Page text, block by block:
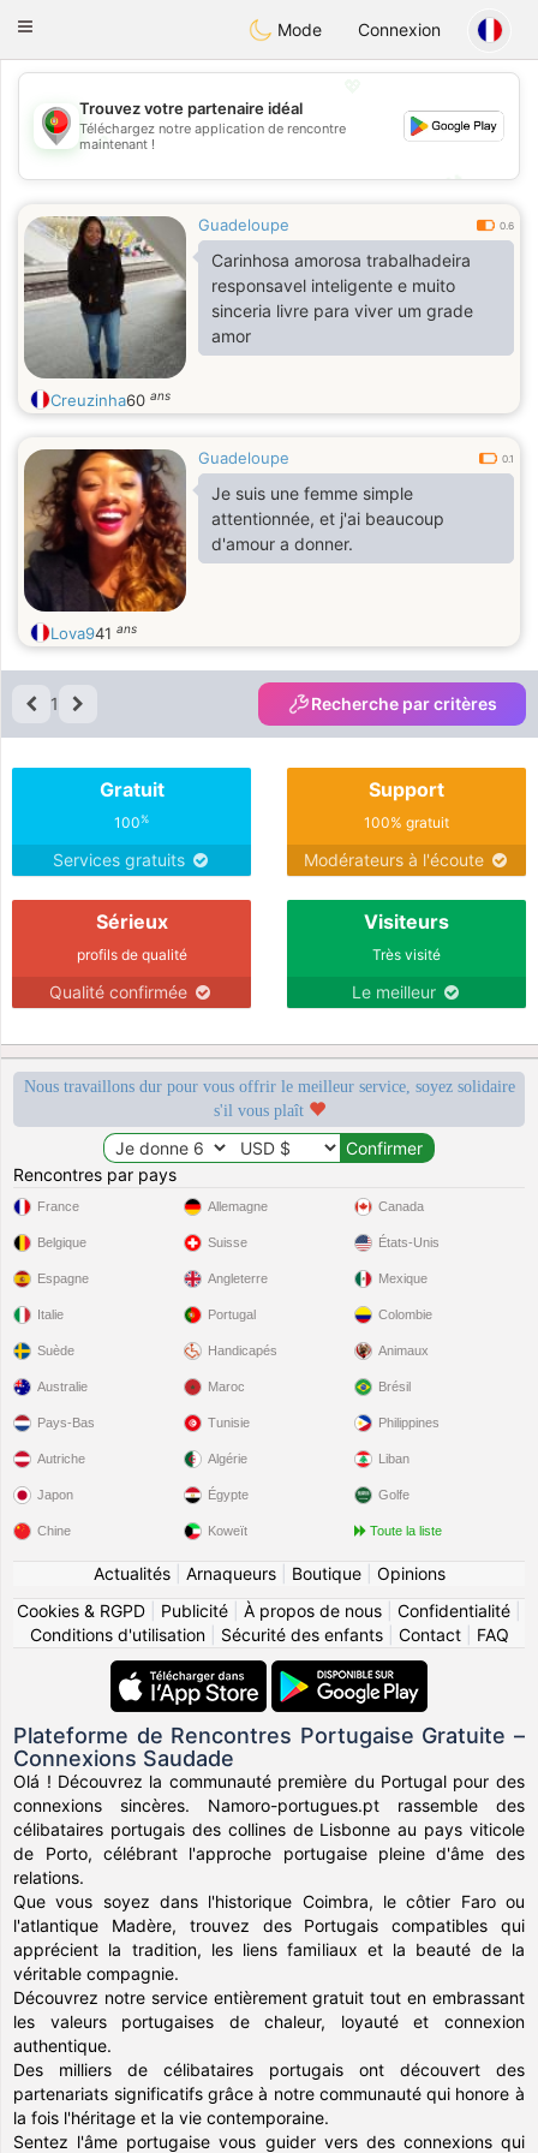
namoro Portugues
Toggle
Mode Connexion
💖
💕
Trouvez votre partenaire idéal
Téléchargez notre application de rencontre
maintenant !
Guadeloupe 0.6
Carinhosa amorosa trabalhadeira
responsavel inteligente e muito
sinceria livre para viver um grade
amor
Creuzinha60 ans
Guadeloupe 0.1
Je suis une femme simple
attentionnée, et j'ai beaucoup
d'amour a donner.
Lova941 ans
1 Recherche par critères
Gratuit
100%
Services gratuits
Support
100% gratuit
Modérateurs à l'écoute
Sérieux
profils de qualité
Qualité confirmée
Visiteurs
Très visité
Le meilleur
Nous travaillons dur pour vous offrir le meilleur service, soyez solidaire
s'il vous plaît
Rencontres par pays
France
Belgique
Espagne
Italie
Suède
Allemagne
Suisse
Angleterre
Portugal
Handicapés
Canada
États-Unis
Mexique
Colombie
Animaux
Australie
Pays-Bas
Autriche
Japon
Chine
Maroc
Tunisie
Algérie
Égypte
Koweït
Brésil
Philippines
Liban
Golfe
Toute la liste
Actualités| Arnaqueurs| Boutique| Opinions
Cookies & RGPD
Publicité À propos de nous Confidentialité
Conditions d'utilisation| Sécurité des enfants| Contact| FAQ
Plateforme de Rencontres Portugaise Gratuite –
Connexions Saudade
Olá ! Découvrez la communauté première du Portugal pour des
connexions sincères. Namoro-portugues.pt rassemble des
célibataires portugais des collines de Lisbonne au pays viticole
de Porto, célébrant l'approche portugaise pleine d'âme des
relations.
Que vous soyez dans l'historique Coimbra, le côtier Faro ou
l'atlantique Madère, trouvez des Portugais compatibles qui
apprécient la tradition, les liens familiaux et la beauté de la
véritable compagnie.
Découvrez notre service entièrement gratuit tout en embrassant
les valeurs portugaises de chaleur, loyauté et connexion
authentique.
Des milliers de célibataires portugais ont découvert des
partenariats significatifs grâce à notre communauté qui honore à
la fois l'héritage et la vie contemporaine.
Sentez l'âme portugaise vous guider vers des connexions qui